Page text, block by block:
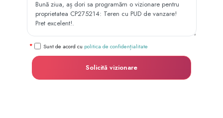
Sunt de acord cu politica de confidențialitate
Solicită vizionare